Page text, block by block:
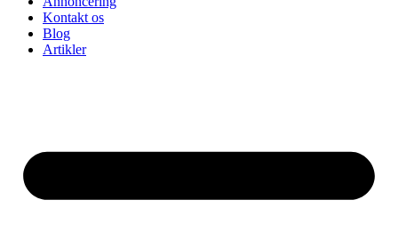
Kontakt os
Blog
Artikler